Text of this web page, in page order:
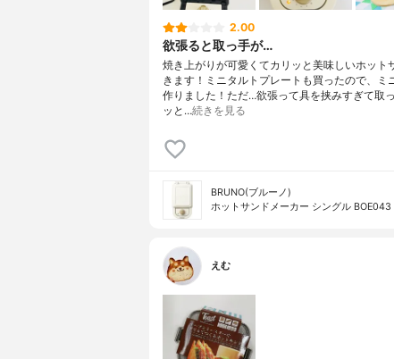
2.00
欲張ると取っ手が…
焼き上がりが可愛くてカリッと美味しいホット
きます！ミニタルトプレートも買ったので、ミ
作りました！ただ…欲張って具を挟みすぎて取
ッと…続きを見る
BRUNO(ブルーノ)
ホットサンドメーカー シングル BOE043
えむ